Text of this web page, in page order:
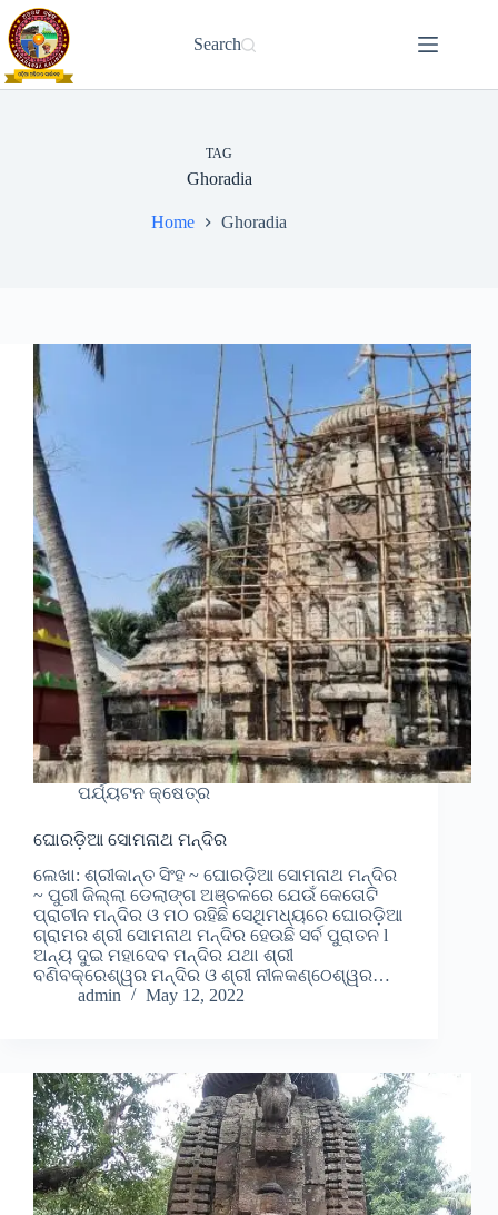
Skip
to
content
Search
TAG
Ghoradia
Home Ghoradia
ପର୍ଯ୍ୟଟନ କ୍ଷେତ୍ର
ଘୋରଡ଼ିଆ ସୋମନାଥ ମନ୍ଦିର
ଲେଖା: ଶ୍ରୀକାନ୍ତ ସିଂହ ~ ଘୋରଡ଼ିଆ ସୋମନାଥ ମନ୍ଦିର
~ ପୁରୀ ଜିଲ୍ଲା ଡେଲାଙ୍ଗ ଅଞ୍ଚଳରେ ଯେଉଁ କେତୋଟି
ପ୍ରାଚୀନ ମନ୍ଦିର ଓ ମଠ ରହିଛି ସେଥିମଧ୍ୟରେ ଘୋରଡ଼ିଆ
ଗ୍ରାମର ଶ୍ରୀ ସୋମନାଥ ମନ୍ଦିର ହେଉଛି ସର୍ବ ପୁରାତନ l
ଅନ୍ୟ ଦୁଇ ମହାଦେବ ମନ୍ଦିର ଯଥା ଶ୍ରୀ
ବଣିବକ୍ରେଶ୍ୱର ମନ୍ଦିର ଓ ଶ୍ରୀ ନୀଳକଣ୍ଠେଶ୍ୱର…
admin
May 12, 2022